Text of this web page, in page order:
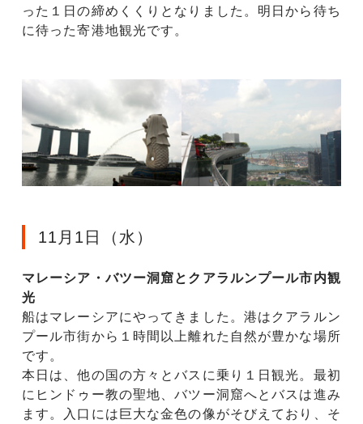
った１日の締めくくりとなりました。明日から待ち
に待った寄港地観光です。
11月1日（水）
マレーシア・バツー洞窟とクアラルンプール市内観
光
船はマレーシアにやってきました。港はクアラルン
プール市街から１時間以上離れた自然が豊かな場所
です。
本日は、他の国の方々とバスに乗り１日観光。最初
にヒンドゥー教の聖地、バツー洞窟へとバスは進み
ます。入口には巨大な金色の像がそびえており、そ